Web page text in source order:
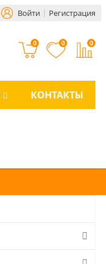
Войти Регистрация
0 0 0
КОНТАКТЫ